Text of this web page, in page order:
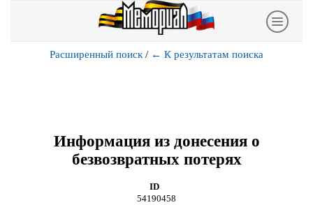
Расширенный поиск / ← К результатам поиска
Информация из донесения о
безвозвратных потерях
ID
54190458